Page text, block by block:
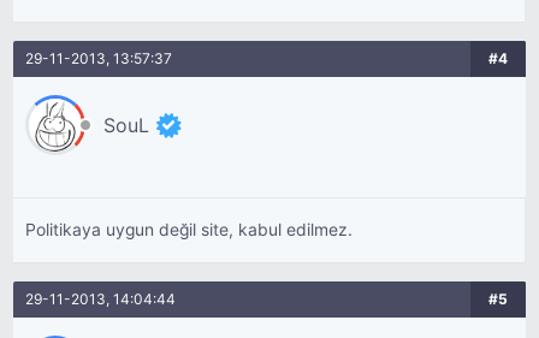
29-11-2013, 13:57:37 #4
SouL
Politikaya uygun değil site, kabul edilmez.
29-11-2013, 14:04:44 #5